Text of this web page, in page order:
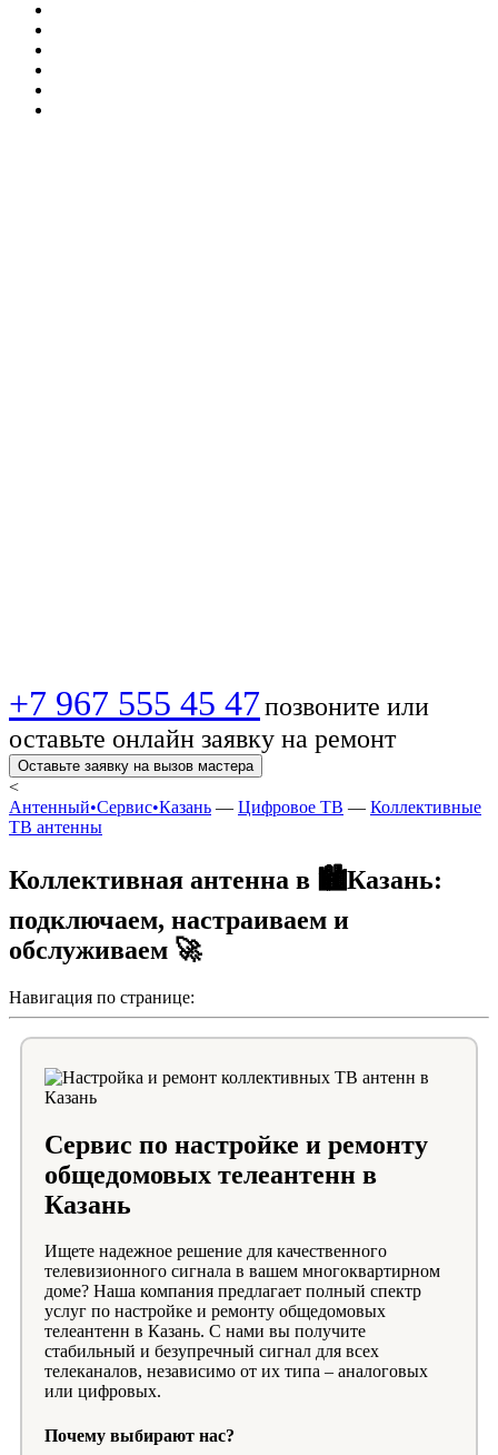
+7 967 555 45 47позвоните или
оставьте онлайн заявку на ремонт
Оставьте заявку на вызов мастера
<
Антенный•Сервис•Казань — Цифровое ТВ — Коллективные
ТВ антенны
Коллективная антенна в 🏙️Казань:
подключаем, настраиваем и
обслуживаем 🚀
Навигация по странице:
Сервис по настройке и ремонту
общедомовых телеантенн в
Казань
Ищете надежное решение для качественного
телевизионного сигнала в вашем многоквартирном
доме? Наша компания предлагает полный спектр
услуг по настройке и ремонту общедомовых
телеантенн в Казань. С нами вы получите
стабильный и безупречный сигнал для всех
телеканалов, независимо от их типа – аналоговых
или цифровых.
Почему выбирают нас?